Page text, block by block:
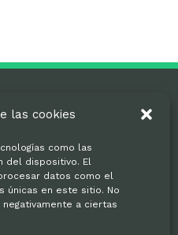
las cookies
como las
del dispositivo. El
datos como el
únicas en este sitio. No
a ciertas